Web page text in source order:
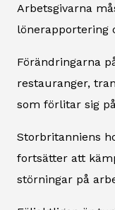
Arbetsgivarna
lönerapportering
Förändringarna
restauranger,
som förlitar sig
Storbritanniens
fortsätter att
störningar på